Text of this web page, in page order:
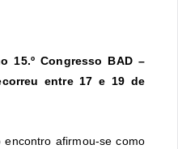
15.º Congresso BAD –
entre 17 e 19 de
encontro afirmou-se como